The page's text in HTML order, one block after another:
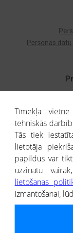
Personas
® CREDITREFORM
SIA
Tīmekļa
tehniskās
Tās tiek
lietotāja
papildus var
uzzinātu
lietošanas
izmantošanai,